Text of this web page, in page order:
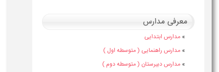
معرفی مدارس
» مدارس ابتدایی
» مدارس راهنمایی ( متوسطه اول )
» مدارس دبیرستان ( متوسطه دوم )